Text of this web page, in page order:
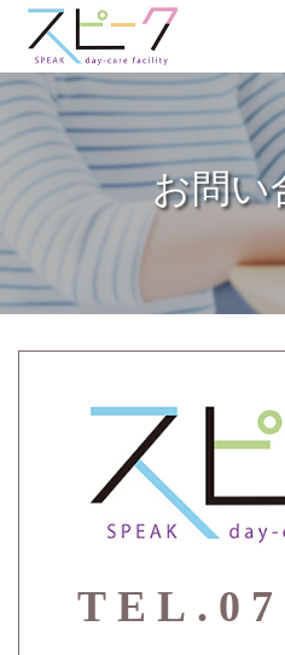
お問い